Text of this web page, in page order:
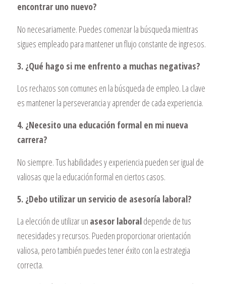
encontrar uno nuevo?
No necesariamente. Puedes comenzar la búsqueda mientras
sigues empleado para mantener un flujo constante de ingresos.
3. ¿Qué hago si me enfrento a muchas negativas?
Los rechazos son comunes en la búsqueda de empleo. La clave
es mantener la perseverancia y aprender de cada experiencia.
4. ¿Necesito una educación formal en mi nueva
carrera?
No siempre. Tus habilidades y experiencia pueden ser igual de
valiosas que la educación formal en ciertos casos.
5. ¿Debo utilizar un servicio de asesoría laboral?
La elección de utilizar un asesor laboraldepende de tus
necesidades y recursos. Pueden proporcionar orientación
valiosa, pero también puedes tener éxito con la estrategia
correcta.